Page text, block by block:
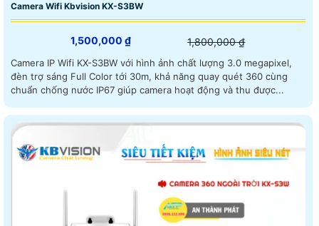
Camera Wifi Kbvision KX-S3BW
1,500,000 ₫ 1,800,000 ₫
Camera IP Wifi KX-S3BW với hình ảnh chất lượng 3.0 megapixel,
đèn trợ sáng Full Color tới 30m, khả năng quay quét 360 cùng
chuẩn chống nước IP67 giúp camera hoạt động và thu được...